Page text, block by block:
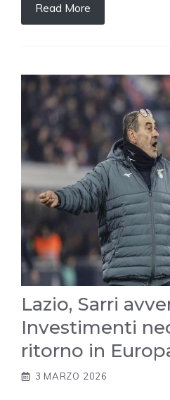
Read More
Lazio, Sarri
Investimenti
ritorno in
3 MARZO 2026